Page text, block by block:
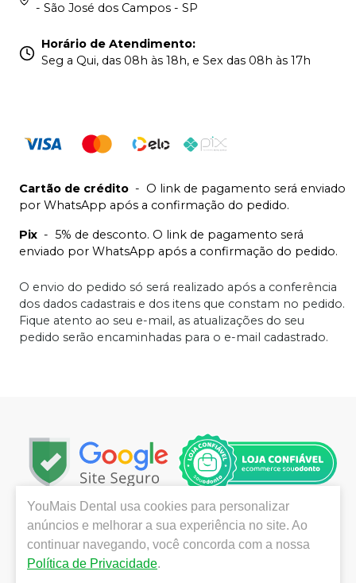
- São José dos Campos - SP
Horário de Atendimento:
Seg a Qui, das 08h às 18h, e Sex das 08h às 17h
Cartão de crédito - O link de pagamento será enviado
por WhatsApp após a confirmação do pedido.
Pix - 5% de desconto. O link de pagamento será
enviado por WhatsApp após a confirmação do pedido.
O envio do pedido só será realizado após a conferência
dos dados cadastrais e dos itens que constam no pedido.
Fique atento ao seu e-mail, as atualizações do seu
pedido serão encaminhadas para o e-mail cadastrado.
Localizada em São José dos Campos, no interior de São
Paulo, a YouMais Dental destaca-se pela grande
variedade de produtos das melhores marcas,
promoções e ofertas imperdíveis, atendimento técnico
YouMais Dental usa cookies para personalizar
anúncios e melhorar a sua experiência no site. Ao
continuar navegando, você concorda com a nossa
Política de Privacidade.